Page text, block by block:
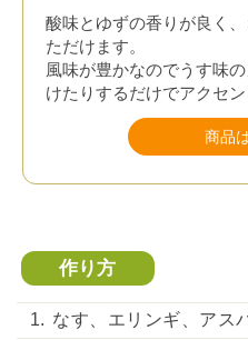
酸味とゆずの香りが良く
ただけます。
風味が豊かなのでうす味
けたりするだけでアクセン
商品
作り方
なす、エリンギ、アス